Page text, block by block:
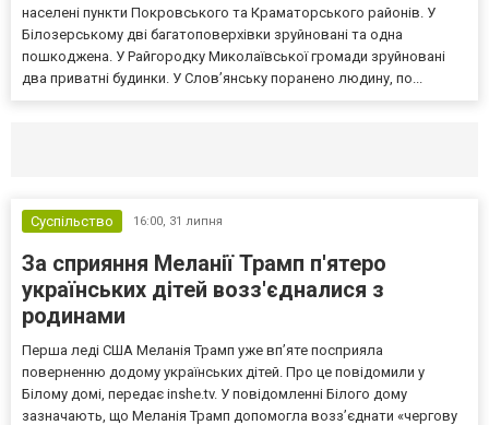
населені пункти Покровського та Краматорського районів. У
Білозерському дві багатоповерхівки зруйновані та одна
пошкоджена. У Райгородку Миколаївської громади зруйновані
два приватні будинки. У Слов’янську поранено людину, по...
Суспільство 16:00, 31 липня
За сприяння Меланії Трамп п'ятеро
українських дітей возз'єдналися з
родинами
Перша леді США Меланія Трамп уже впʼяте посприяла
поверненню додому українських дітей. Про це повідомили у
Білому домі, передає inshe.tv. У повідомленні Білого дому
зазначають, що Меланія Трамп допомогла возз’єднати «чергову